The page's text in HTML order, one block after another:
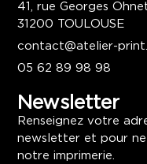
41, rue Georges
31200 TOULOUSE
contact@atelier-
05 62 89 98 98
Newsletter
Renseignez votre
newsletter et pour
notre imprimerie.